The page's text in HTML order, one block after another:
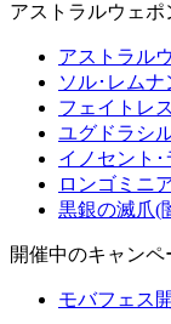
アストラルウェポ
アストラル
ソル･レム
フェイトレ
ユグドラシ
イノセント
ロンゴミニ
黒銀の滅爪(
開催中のキャンペ
モバフェス